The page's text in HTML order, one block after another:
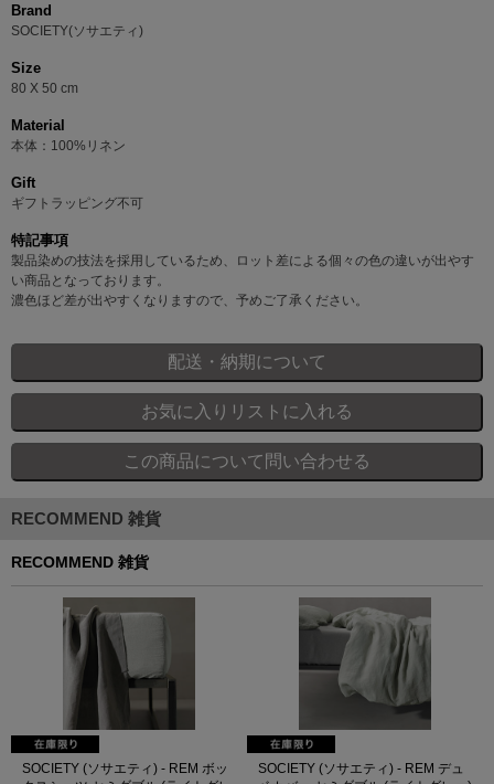
Brand
SOCIETY(ソサエティ)
Size
80 X 50 cm
Material
本体：100%リネン
Gift
ギフトラッピング不可
特記事項
製品染めの技法を採用しているため、ロット差による個々の色の違いが出やす
い商品となっております。
濃色ほど差が出やすくなりますので、予めご了承ください。
RECOMMEND 雑貨
RECOMMEND 雑貨
SOCIETY (ソサエティ) - REM ボッ
SOCIETY (ソサエティ) - REM デュ